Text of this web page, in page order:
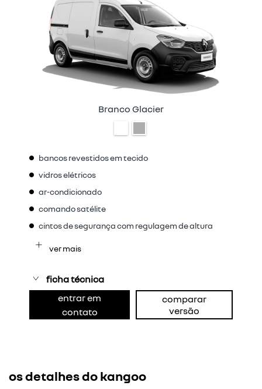
Branco Glacier
bancos revestidos em tecido
vidros elétricos
ar-condicionado
comando satélite
cintos de segurança com regulagem de altura
ver mais
ficha técnica
entrar em
contato
comparar
versão
os detalhes do kangoo